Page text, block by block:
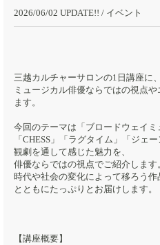
2026/06/02 UPDATE!! / イベント
三越カルチャーサロンの1日講座に
ミュージカル俳優ならではの視点
ます。
今回のテーマは「ブロードウェイミ
「CHESS」「ラグタイム」「ジェ
観劇を通して感じた魅力を、
俳優ならではの視点でご紹介します
時代や社会の変化によって移ろう
とともにたっぷりとお届けします。
【講座概要】